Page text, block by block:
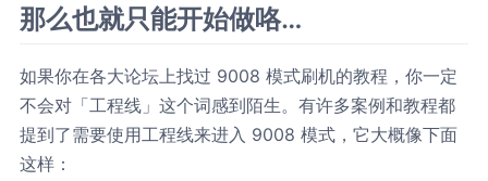
那么也就只能开始做咯…
如果你在各大论坛上找过 9008 模式刷机的教程，你一定
不会对「工程线」这个词感到陌生。有许多案例和教程都
提到了需要使用工程线来进入 9008 模式，它大概像下面
这样：